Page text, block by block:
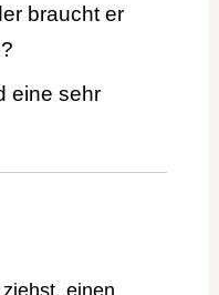
eures
braucht er
eine sehr